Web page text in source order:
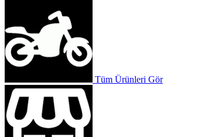
Tüm Ürünleri Gör